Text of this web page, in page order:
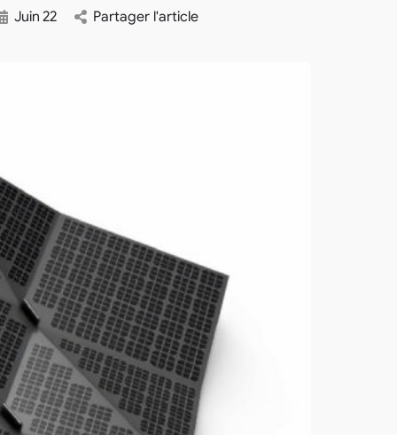
Juin 22 Partager l'article